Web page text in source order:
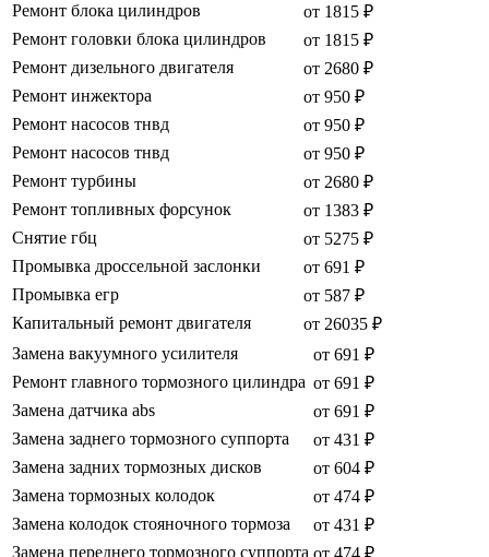
Ремонт блока цилиндров
от 1815 ₽
Ремонт головки блока цилиндров
от 1815 ₽
Ремонт дизельного двигателя
от 2680 ₽
Ремонт инжектора
от 950 ₽
Ремонт насосов тнвд
от 950 ₽
Ремонт насосов тнвд
от 950 ₽
Ремонт турбины
от 2680 ₽
Ремонт топливных форсунок
от 1383 ₽
Снятие гбц
от 5275 ₽
Промывка дроссельной заслонки
от 691 ₽
Промывка егр
от 587 ₽
Капитальный ремонт двигателя
от 26035 ₽
Замена вакуумного усилителя
от 691 ₽
Ремонт главного тормозного цилиндра от 691 ₽
Замена датчика abs
от 691 ₽
Замена заднего тормозного суппорта
от 431 ₽
Замена задних тормозных дисков
от 604 ₽
Замена тормозных колодок
от 474 ₽
Замена колодок стояночного тормоза
от 431 ₽
Замена переднего тормозного суппорта